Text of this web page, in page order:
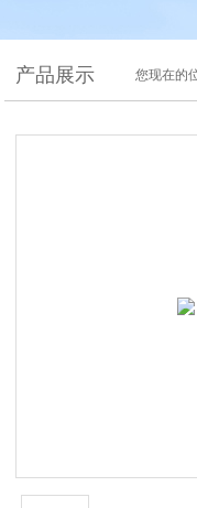
产品展示 您现在的